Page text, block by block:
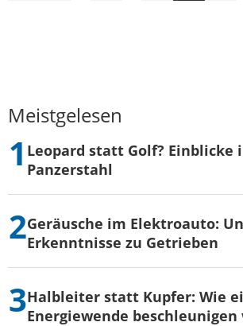
Meistgelesen
Leopard statt Golf?
Panzerstahl
Geräusche im Elektroauto:
Erkenntnisse zu Getrieben
Halbleiter statt Kupfer: Wie
Energiewende beschleunigen